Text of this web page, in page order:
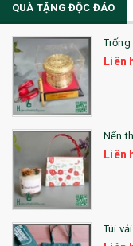
QUÀ TẶNG ĐỘC ĐÁO
Trống
Liên
Nến
Liên
Túi